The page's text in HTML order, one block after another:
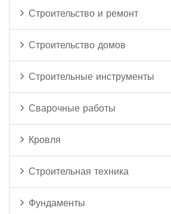
Строительство и ремонт
Строительство домов
Строительные инструменты
Сварочные работы
Кровля
Строительная техника
Фундаменты